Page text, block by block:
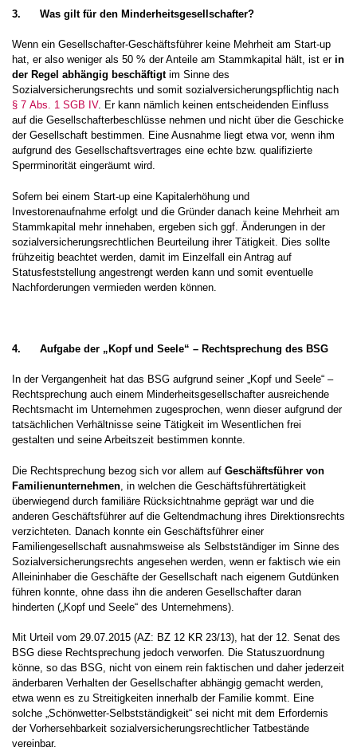
3. Was gilt für den Minderheitsgesellschafter?
Wenn ein Gesellschafter-Geschäftsführer keine Mehrheit am Start-up
hat, er also weniger als 50 % der Anteile am Stammkapital hält, ist er in
der Regel abhängig beschäftigtim Sinne des
Sozialversicherungsrechts und somit sozialversicherungspflichtig nach
§ 7 Abs. 1 SGB IV. Er kann nämlich keinen entscheidenden Einfluss
auf die Gesellschafterbeschlüsse nehmen und nicht über die Geschicke
der Gesellschaft bestimmen. Eine Ausnahme liegt etwa vor, wenn ihm
aufgrund des Gesellschaftsvertrages eine echte bzw. qualifizierte
Sperrminorität eingeräumt wird.
Sofern bei einem Start-up eine Kapitalerhöhung und
Investorenaufnahme erfolgt und die Gründer danach keine Mehrheit am
Stammkapital mehr innehaben, ergeben sich ggf. Änderungen in der
sozialversicherungsrechtlichen Beurteilung ihrer Tätigkeit. Dies sollte
frühzeitig beachtet werden, damit im Einzelfall ein Antrag auf
Statusfeststellung angestrengt werden kann und somit eventuelle
Nachforderungen vermieden werden können.
4. Aufgabe der „Kopf und Seele“ – Rechtsprechung des BSG
In der Vergangenheit hat das BSG aufgrund seiner „Kopf und Seele“ –
Rechtsprechung auch einem Minderheitsgesellschafter ausreichende
Rechtsmacht im Unternehmen zugesprochen, wenn dieser aufgrund der
tatsächlichen Verhältnisse seine Tätigkeit im Wesentlichen frei
gestalten und seine Arbeitszeit bestimmen konnte.
Die Rechtsprechung bezog sich vor allem auf Geschäftsführer von
Familienunternehmen , in welchen die Geschäftsführertätigkeit
überwiegend durch familiäre Rücksichtnahme geprägt war und die
anderen Geschäftsführer auf die Geltendmachung ihres Direktionsrechts
verzichteten. Danach konnte ein Geschäftsführer einer
Familiengesellschaft ausnahmsweise als Selbstständiger im Sinne des
Sozialversicherungsrechts angesehen werden, wenn er faktisch wie ein
Alleininhaber die Geschäfte der Gesellschaft nach eigenem Gutdünken
führen konnte, ohne dass ihn die anderen Gesellschafter daran
hinderten („Kopf und Seele“ des Unternehmens).
Mit Urteil vom 29.07.2015 (AZ: BZ 12 KR 23/13), hat der 12. Senat des
BSG diese Rechtsprechung jedoch verworfen. Die Statuszuordnung
könne, so das BSG, nicht von einem rein faktischen und daher jederzeit
änderbaren Verhalten der Gesellschafter abhängig gemacht werden,
etwa wenn es zu Streitigkeiten innerhalb der Familie kommt. Eine
solche „Schönwetter-Selbstständigkeit“ sei nicht mit dem Erfordernis
der Vorhersehbarkeit sozialversicherungsrechtlicher Tatbestände
vereinbar.